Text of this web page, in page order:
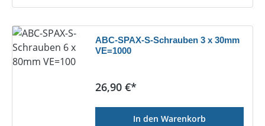
ABC-SPAX-S-Schrauben 3 x 30mm
VE=1000
Regulärer Preis:
26,90 €*
In den Warenkorb